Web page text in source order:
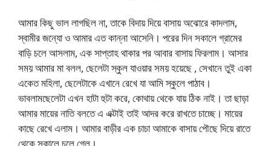
আমার কিছু ভাল লাগছিল না, তাকে বিদায় দিয়ে বাসায় অঝোরে কাদলাম,
স্বামীর জন্যো ও আমার এত কান্না আসেনি। পরের দিন সকালে গ্রামের
বাড়ি চলে আসলাম, এক সাপ্তাহ থাকার পর আবার বাসায় ফিরলাম। আসার
সময় আমার মা বলল, ছেলেটা স্কুল যাওয়ার সময় হয়েছে , সেখানে তুই একা
একেত মহিলা, ছেলেটাকে এখানে রেখে যা আমি স্কুলে পাঠাব।
ভাবলামছেলেটা এখন হাটা হুটা করে, কোথায় থেকে যায় ঠিক নাই। তা ছাড়া
আমার মায়ের নাতি বলতে এ এক্টাই তাই আদর করে রাখতে চাচ্ছে। মায়ের
কাছে রেখে এলাম। আমার বাড়ীর এক চাচা আমাকে বাসায় পৌছে দিয়ে রাতে
থেকে সকালে চলে গেল।